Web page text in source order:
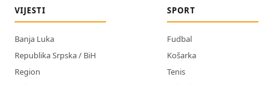
VIJESTI
Banja Luka
Republika Srpska / BiH
Region
SPORT
Fudbal
Košarka
Tenis